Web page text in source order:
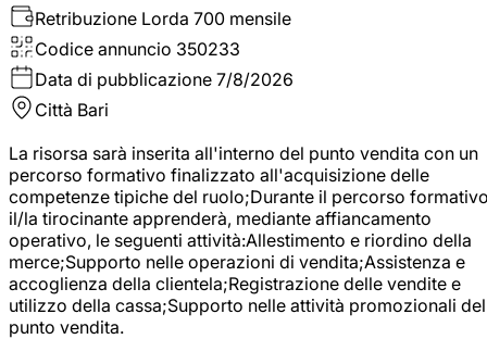
Retribuzione Lorda 700 mensile
Codice annuncio 350233
Data di pubblicazione 7/8/2026
Città Bari
La risorsa sarà inserita all'interno del punto vendita con un
percorso formativo finalizzato all'acquisizione delle
competenze tipiche del ruolo;Durante il percorso
il/la tirocinante apprenderà, mediante affiancamento
operativo, le seguenti attività:Allestimento e riordino della
merce;Supporto nelle operazioni di vendita;Assistenza e
accoglienza della clientela;Registrazione delle vendite e
utilizzo della cassa;Supporto nelle attività promozionali del
punto vendita.